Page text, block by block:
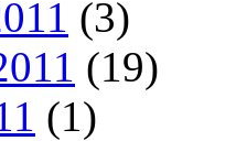
(3)
(19)
(1)